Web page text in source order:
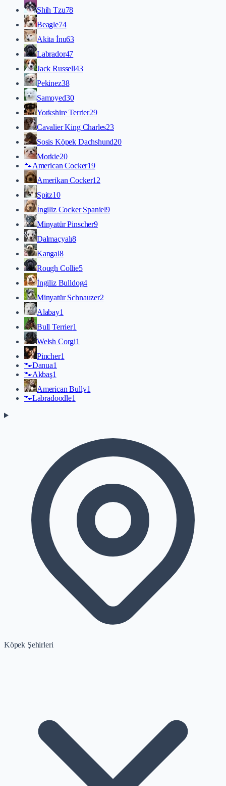
Shih Tzu78
Beagle74
Akita İnu63
Labrador47
Jack Russell43
Pekinez38
Samoyed30
Yorkshire Terrier29
Cavalier King Charles23
Sosis Köpek Dachshund20
Morkie20
🐾American Cocker19
Amerikan Cocker12
Spitz10
İngiliz Cocker Spaniel9
Minyatür Pinscher9
Dalmaçyalı8
Kangal8
Rough Collie5
İngiliz Bulldog4
Minyatür Schnauzer2
Alabay1
Bull Terrier1
Welsh Corgi1
Pincher1
🐾Danua1
🐾Akbaş1
American Bully1
🐾Labradoodle1
Köpek Şehirleri